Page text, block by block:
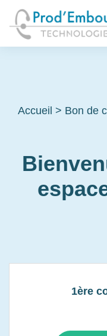
Accueil > Bon de
1ère